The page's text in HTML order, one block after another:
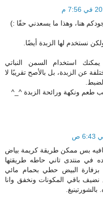
هنا، وهذا ما يسعدني حقًا :)
نستخدم لها الزبدة أيضًا.
استخدام السمن النباتي
عن الزبدة، بل بالأصح تقريبًا لا
طعم ونكهة ورائحة الزبدة ^_^
بس ممكن طريقة كريمة بياض
في منتدى تاني حاطه طريقتها
بزفارة البيض حطي بحمام مائي
نضيف باقي المكونات ونخفق وانا